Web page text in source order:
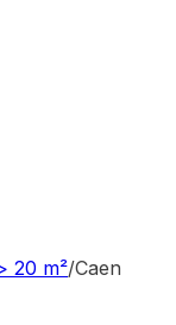
20 m²/Caen